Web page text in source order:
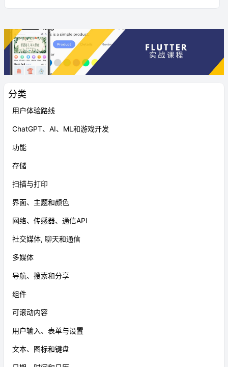
分类
用户体验路线
ChatGPT、AI、ML和游戏开发
功能
存储
扫描与打印
界面、主题和颜色
网络、传感器、通信API
社交媒体, 聊天和通信
多媒体
导航、搜索和分享
组件
可滚动内容
用户输入、表单与设置
文本、图标和键盘